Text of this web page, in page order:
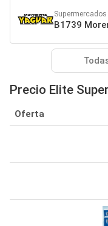
B1739
Precio Elite
Oferta